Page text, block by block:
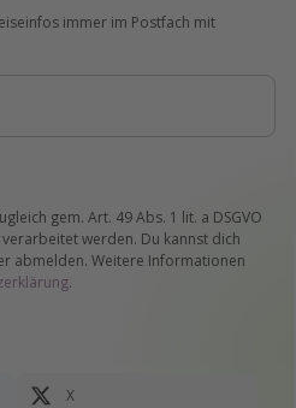
immer im Postfach mit
gem. Art. 49 Abs. 1 lit. a DSGVO
werden. Du kannst dich
abmelden. Weitere Informationen
.
X